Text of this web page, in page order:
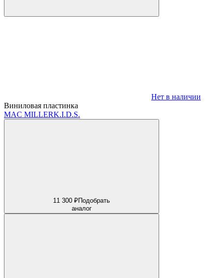
Нет в наличии
Виниловая пластинка
MAC MILLERK.I.D.S.
11 300 ₽Подобрать
аналог